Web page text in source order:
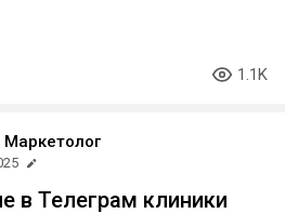
1.1K
в Телеграм клиники